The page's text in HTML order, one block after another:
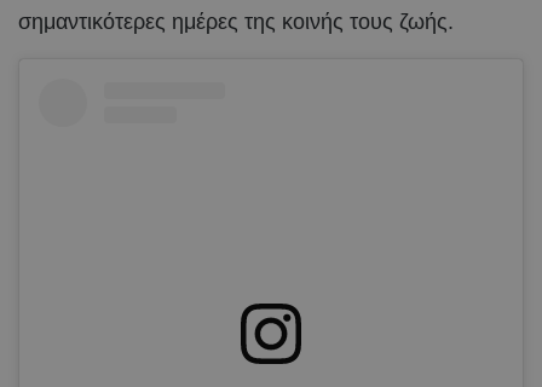
σημαντικότερες ημέρες της κοινής τους ζωής.